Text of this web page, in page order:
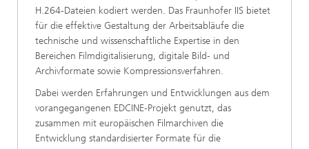
H.264-Dateien kodiert werden. Das Fraunhofer IIS bietet
für die effektive Gestaltung der Arbeitsabläufe die
technische und wissenschaftliche Expertise in den
Bereichen Filmdigitalisierung, digitale Bild- und
Archivformate sowie Kompressionsverfahren.
Dabei werden Erfahrungen und Entwicklungen aus dem
vorangegangenen EDCINE-Projekt genutzt, das
zusammen mit europäischen Filmarchiven die
Entwicklung standardisierter Formate für die